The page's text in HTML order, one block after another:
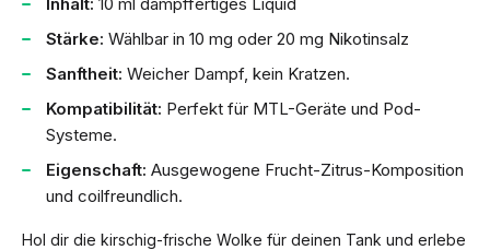
Stärke: Wählbar in 10 mg oder 20 mg Nikotinsalz
Sanftheit: Weicher Dampf, kein Kratzen.
Kompatibilität: Perfekt für MTL-Geräte und Pod-
Systeme.
Eigenschaft: Ausgewogene Frucht-Zitrus-Komposition
und coilfreundlich.
Hol dir die kirschig-frische Wolke für deinen Tank und erlebe